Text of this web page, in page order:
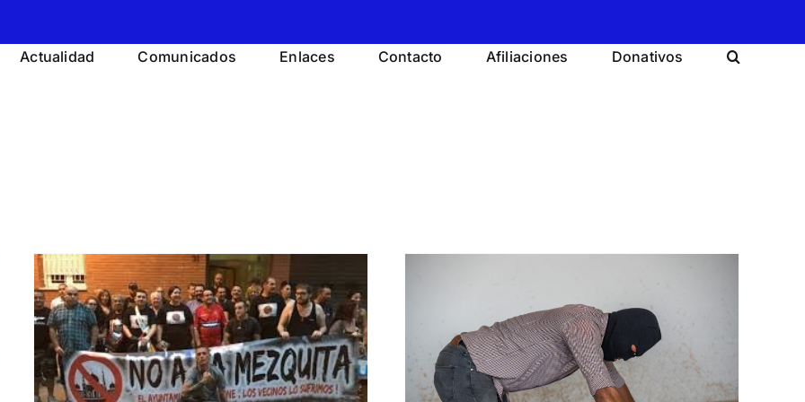
Actualidad Comunicados Enlaces Contacto Afiliaciones Donativos
Mujer huye de una Suecia
peligrosa por la inmigración
LA CORRECCIÓN POLÍTICA Y LA INMIGRACIÓN